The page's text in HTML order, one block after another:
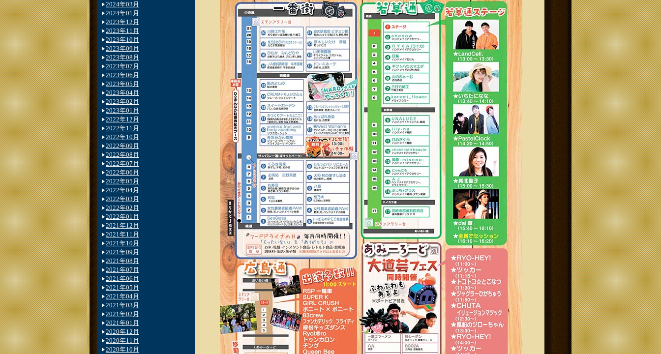
2024年03月
2024年01月
2023年12月
2023年11月
2023年10月
2023年09月
2023年08月
2023年07月
2023年06月
2023年05月
2023年04月
2023年02月
2023年01月
2022年12月
2022年11月
2022年10月
2022年09月
2022年08月
2022年07月
2022年06月
2022年05月
2022年04月
2022年03月
2022年02月
2022年01月
2021年12月
2021年11月
2021年10月
2021年09月
2021年08月
2021年07月
2021年06月
2021年05月
2021年04月
2021年03月
2021年02月
2021年01月
2020年12月
2020年11月
2020年10月